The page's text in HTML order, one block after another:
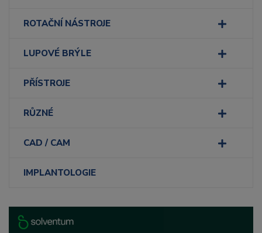
ROTAČNÍ NÁSTROJE
LUPOVÉ BRÝLE
PŘÍSTROJE
RŮZNÉ
CAD / CAM
IMPLANTOLOGIE